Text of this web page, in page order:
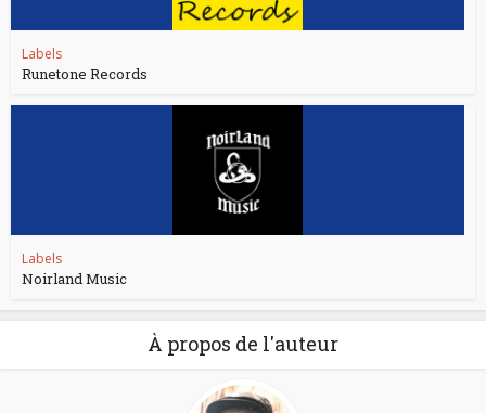
Labels
Runetone Records
Labels
Noirland Music
À propos de l'auteur